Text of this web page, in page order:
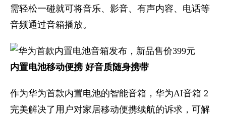
需轻松一碰就可将音乐、影音、有声内容、电话等
音频通过音箱播放。
内置电池移动便携 好音质随身携带
作为华为首款内置电池的智能音箱，华为AI音箱 2
完美解决了用户对家居移动便携续航的诉求，可解